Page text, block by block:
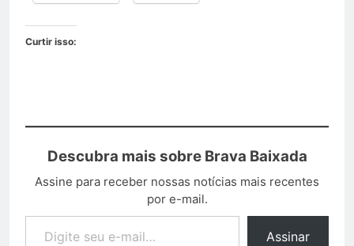
Curtir isso:
Descubra mais sobre Brava Baixada
Assine para receber nossas notícias mais recentes
por e-mail.
Assinar